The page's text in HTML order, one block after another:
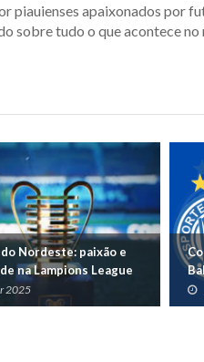
piauienses apaixonados por
sobre tudo o que acontece
Nordeste: paixão e
na Lampions League
2025